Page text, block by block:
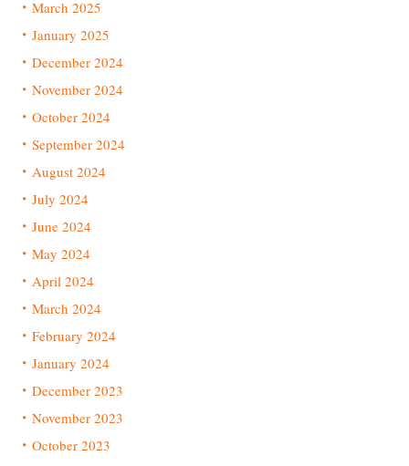
March 2025
January 2025
December 2024
November 2024
October 2024
September 2024
August 2024
July 2024
June 2024
May 2024
April 2024
March 2024
February 2024
January 2024
December 2023
November 2023
October 2023